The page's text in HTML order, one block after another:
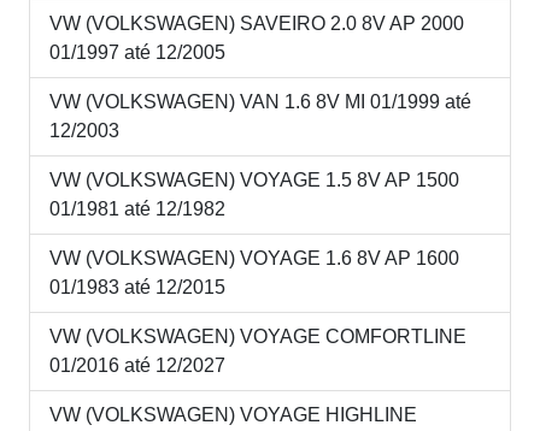
VW (VOLKSWAGEN) SAVEIRO 2.0 8V AP 2000
01/1997 até 12/2005
VW (VOLKSWAGEN) VAN 1.6 8V MI 01/1999 até
12/2003
VW (VOLKSWAGEN) VOYAGE 1.5 8V AP 1500
01/1981 até 12/1982
VW (VOLKSWAGEN) VOYAGE 1.6 8V AP 1600
01/1983 até 12/2015
VW (VOLKSWAGEN) VOYAGE COMFORTLINE
01/2016 até 12/2027
VW (VOLKSWAGEN) VOYAGE HIGHLINE